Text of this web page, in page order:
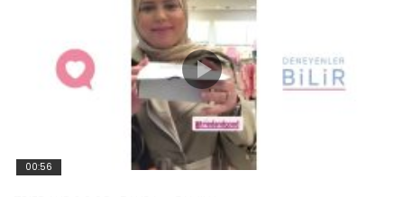
00:56